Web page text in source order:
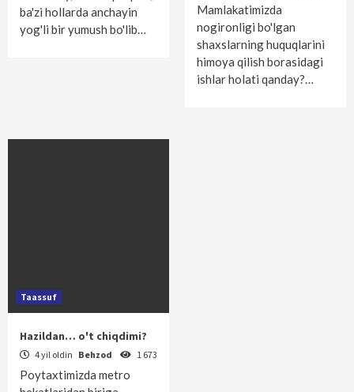
ba'zi hollarda anchayin
yog'li bir yumush bo'lib…
Mamlakatimizda
nogironligi bo'lgan
shaxslarning huquqlarini
himoya qilish borasidagi
ishlar holati qanday?…
Taassuf
Hazildan… o't chiqdimi?
4 yil oldin Behzod 1 673
Poytaxtimizda metro